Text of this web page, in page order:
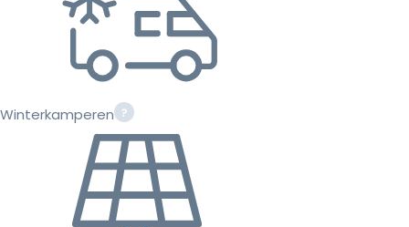
Winterkamperen